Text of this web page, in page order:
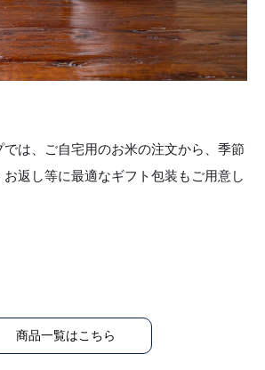
は、ご自宅用のお米の注文から、季節
返し等に最適なギフト包装もご用意し
商品一覧はこちら